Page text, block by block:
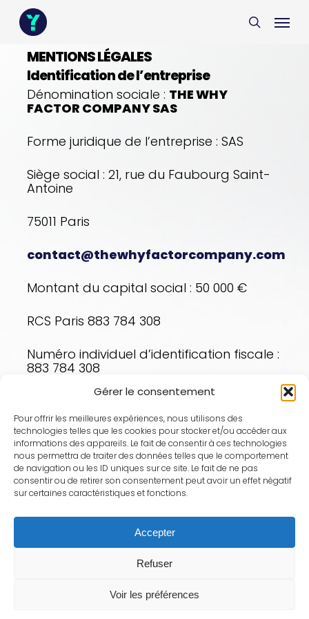
Gérer le consentement
Pour offrir les meilleures expériences, nous utilisons des
technologies telles que les cookies pour stocker et/ou accéder aux
informations des appareils. Le fait de consentir à ces technologies
nous permettra de traiter des données telles que le comportement
de navigation ou les ID uniques sur ce site. Le fait de ne pas
consentir ou de retirer son consentement peut avoir un effet négatif
sur certaines caractéristiques et fonctions.
Accepter
Refuser
Voir les préférences
main
content
search
Menu
MENTIONS LÉGALES
Identification de l’entreprise
Dénomination sociale : THE WHY
FACTOR COMPANY SAS
Forme juridique de l’entreprise : SAS
Siège social : 21, rue du Faubourg Saint-
Antoine
75011 Paris
contact@thewhyfactorcompany.com
Montant du capital social : 50 000 €
RCS Paris 883 784 308
Numéro individuel d’identification fiscale :
883 784 308
Directeur de publication
Cyrille Breucq, Président.
Hébergement du site web
OVH
2 rue Kellermann
PO BOX 80157
France 59053 Roubaix Cedex 1
En complément des présentes mentions
légales, vous pouvez consulter nos
cookies en cliquant
iciainsi que nos
mentions relatives à l’utilisation des